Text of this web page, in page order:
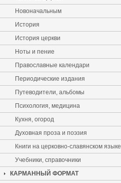
Новоначальным
История
История церкви
Ноты и пение
Православные календари
Периодические издания
Путеводители, альбомы
Психология, медицина
Кухня, огород
Духовная проза и поэзия
Книги на церковно-славянском языке
Учебники, справочники
КАРМАННЫЙ ФОРМАТ